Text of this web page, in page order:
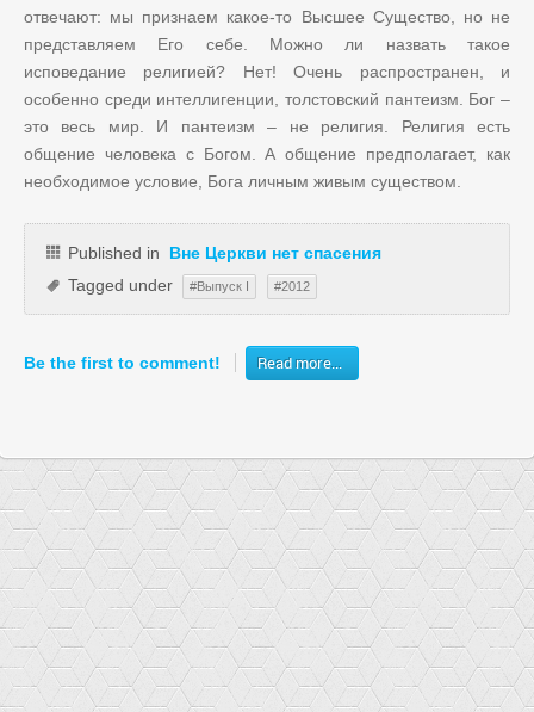
отвечают: мы признаем какое-то Высшее Существо, но не
представляем Его себе. Можно ли назвать такое
исповедание религией? Нет! Очень распространен, и
особенно среди интеллигенции, толстовский пантеизм. Бог –
это весь мир. И пантеизм – не религия. Религия есть
общение человека с Богом. А общение предполагает, как
необходимое условие, Бога личным живым существом.
Published in
Вне Церкви нет спасения
Tagged under
Выпуск I 2012
Be the first to comment! Read more...